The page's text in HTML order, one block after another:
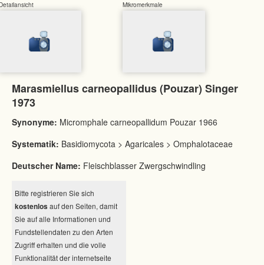
Mikromerkmale
Marasmiellus carneopallidus (Pouzar) Singer
1973
Synonyme: Micromphale carneopallidum Pouzar 1966
Systematik: Basidiomycota > Agaricales > Omphalotaceae
Deutscher Name: Fleischblasser Zwergschwindling
Bitte registrieren Sie sich
kostenlos auf den Seiten, damit
Sie auf alle Informationen und
Fundstellendaten zu den Arten
Zugriff erhalten und die volle
Funktionalität der internetseite